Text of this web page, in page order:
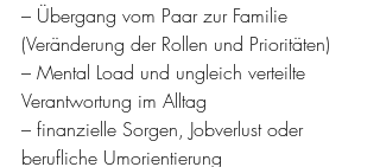
– Übergang vom Paar zur Familie
(Veränderung der Rollen und Prioritäten)
– Mental Load und ungleich verteilte
Verantwortung im Alltag
– finanzielle Sorgen, Jobverlust oder
berufliche Umorientierung